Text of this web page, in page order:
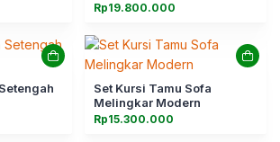
Rp19.800.000
Set Kursi Tamu Sofa
Melingkar Modern
Rp15.300.000